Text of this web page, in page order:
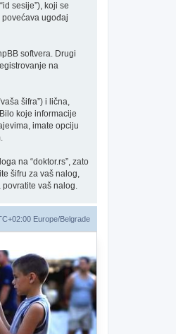
sesije”), koji se
povećava ugođaj
softvera. Drugi
na
šifra”) i lična,
koje informacije
imate opciju
na “doktor.rs”, zato
šifru za vaš nalog,
povratite vaš nalog.
Europe/Belgrade